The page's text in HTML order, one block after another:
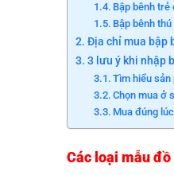
Bập bênh trẻ
Bập bênh thú
Địa chỉ mua bập
3 lưu ý khi nhập
Tìm hiểu sản
Chọn mua ở
Mua đúng lúc
Các loại mẫu đồ